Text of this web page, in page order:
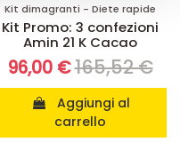
Kit dimagranti - Diete rapide
Kit Promo: 3 confezioni
Amin 21 K Cacao
96,00 €165,52 €
carrello